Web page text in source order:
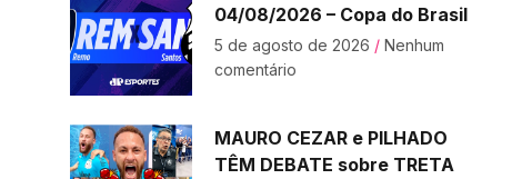
04/08/2026 – Copa do Brasil
5 de agosto de 2026 Nenhum
comentário
MAURO CEZAR e PILHADO
TÊM DEBATE sobre TRETA